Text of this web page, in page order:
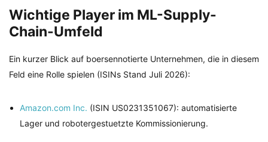
Wichtige Player im ML-Supply-
Chain-Umfeld
Ein kurzer Blick auf boersennotierte Unternehmen, die in diesem
Feld eine Rolle spielen (ISINs Stand Juli 2026):
Amazon.com Inc. (ISIN US0231351067): automatisierte
Lager und robotergestuetzte Kommissionierung.